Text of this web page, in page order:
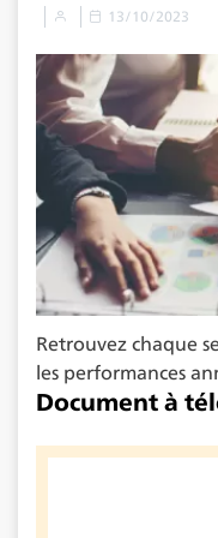
13/10/2023
Retrouvez chaque
les performances
Document à